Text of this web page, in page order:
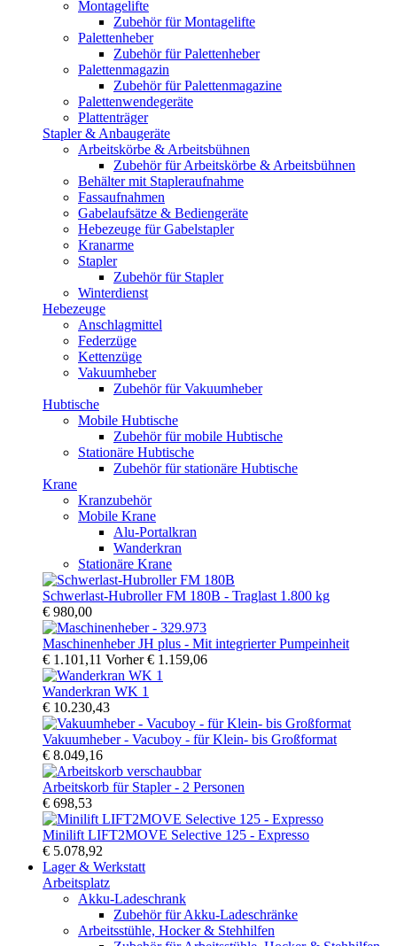
Montagelifte
Zubehör für Montagelifte
Palettenheber
Zubehör für Palettenheber
Palettenmagazin
Zubehör für Palettenmagazine
Palettenwendegeräte
Plattenträger
Stapler & Anbaugeräte
Arbeitskörbe & Arbeitsbühnen
Zubehör für Arbeitskörbe & Arbeitsbühnen
Behälter mit Stapleraufnahme
Fassaufnahmen
Gabelaufsätze & Bediengeräte
Hebezeuge für Gabelstapler
Kranarme
Stapler
Zubehör für Stapler
Winterdienst
Hebezeuge
Anschlagmittel
Federzüge
Kettenzüge
Vakuumheber
Zubehör für Vakuumheber
Hubtische
Mobile Hubtische
Zubehör für mobile Hubtische
Stationäre Hubtische
Zubehör für stationäre Hubtische
Krane
Kranzubehör
Mobile Krane
Alu-Portalkran
Wanderkran
Stationäre Krane
Schwerlast-Hubroller FM 180B - Traglast 1.800 kg
€ 980,00
Maschinenheber JH plus - Mit integrierter Pumpeinheit
€ 1.101,11 Vorher€ 1.159,06
Wanderkran WK 1
€ 10.230,43
Vakuumheber - Vacuboy - für Klein- bis Großformat
€ 8.049,16
Arbeitskorb für Stapler - 2 Personen
€ 698,53
Minilift LIFT2MOVE Selective 125 - Expresso
€ 5.078,92
Lager & Werkstatt
Arbeitsplatz
Akku-Ladeschrank
Zubehör für Akku-Ladeschränke
Arbeitsstühle, Hocker & Stehhilfen